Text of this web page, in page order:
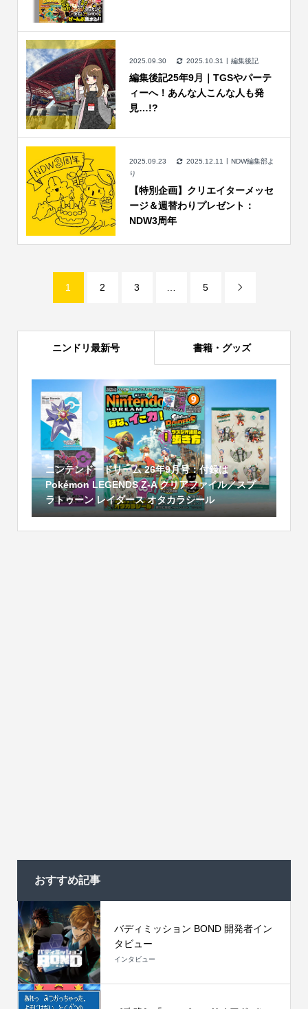
2025.09.30 2025.10.31 編集後記
編集後記25年9月｜TGSやパーテ
ィーへ！あんな人こんな人も発
見…!?
2025.09.23 2025.12.11
NDW編集部よ
り
【特別企画】クリエイターメッセ
ージ＆週替わりプレゼント：
NDW3周年
1 2 3 5 
ニンドリ最新号 書籍・グッズ
ニンテンドードリーム 26年9月号：付録は
Pokémon LEGENDS Z-A クリアファイル／スプ
ラトゥーン レイダース オタカラシール
おすすめ記事
バディミッション BOND 開発者イン
タビュー
インタビュー